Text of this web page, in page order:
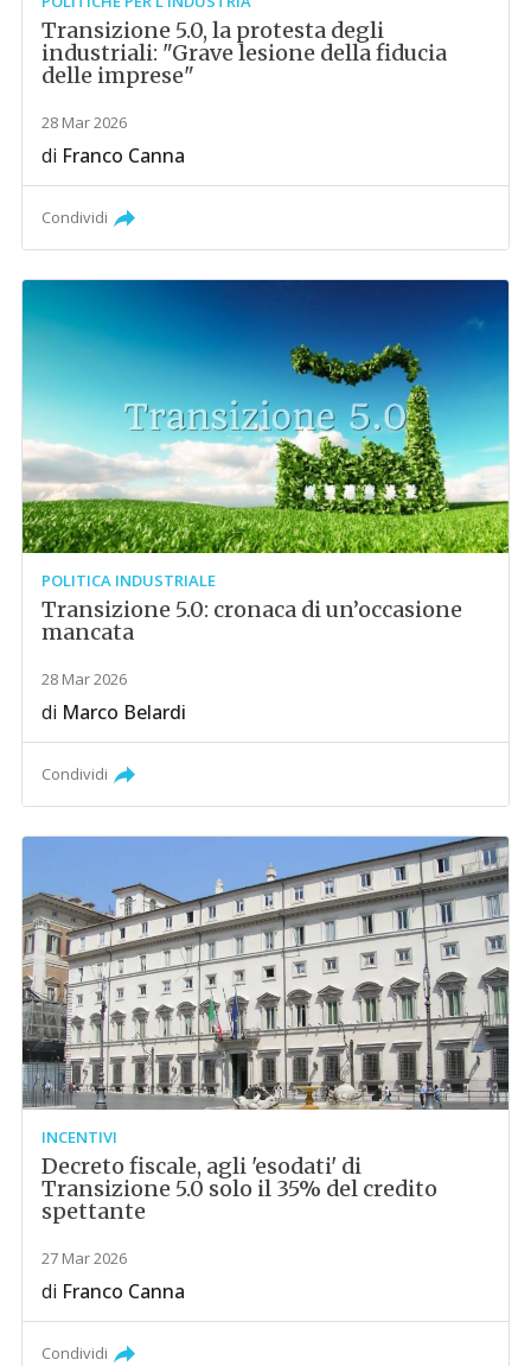
Transizione 5.0, la protesta degli
industriali: "Grave lesione della fiducia
delle imprese"
28 Mar 2026
di Franco Canna
Condividi
POLITICA INDUSTRIALE
Transizione 5.0: cronaca di un’occasione
mancata
28 Mar 2026
di Marco Belardi
Condividi
INCENTIVI
Decreto fiscale, agli 'esodati' di
Transizione 5.0 solo il 35% del credito
spettante
27 Mar 2026
di Franco Canna
Condividi